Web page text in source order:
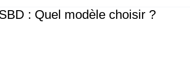
: Quel modèle choisir ?